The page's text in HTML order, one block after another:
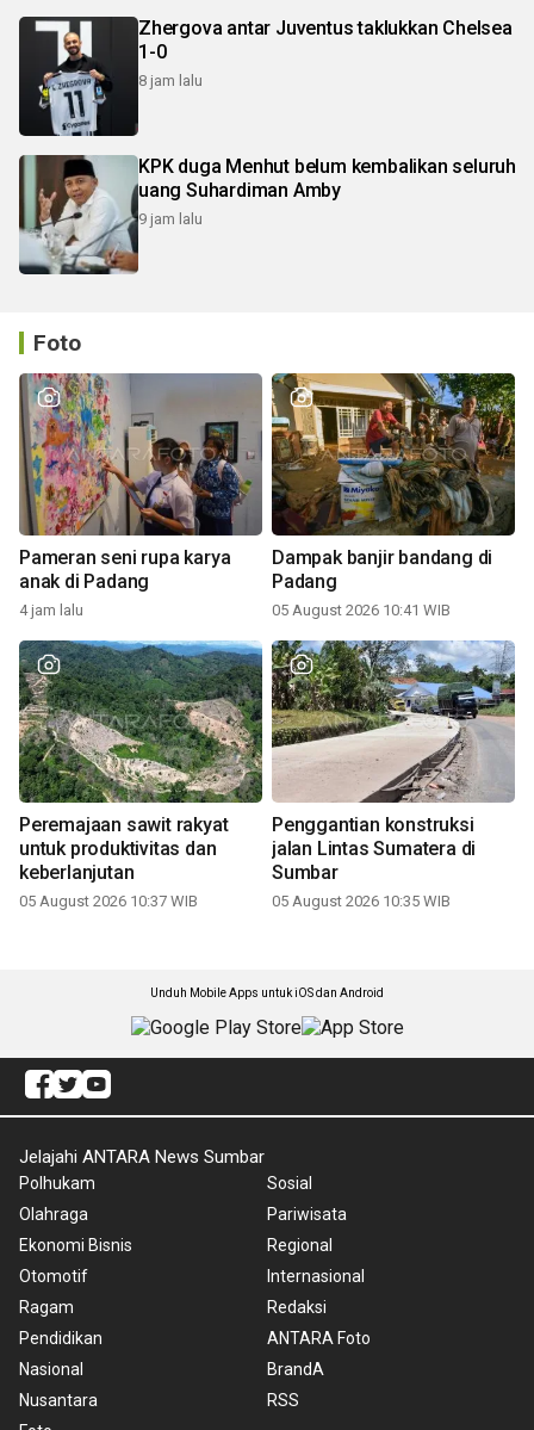
Zhergova antar Juventus taklukkan Chelsea
1-0
8 jam lalu
KPK duga Menhut belum kembalikan seluruh
uang Suhardiman Amby
9 jam lalu
Foto
Pameran seni rupa karya
anak di Padang
4 jam lalu
Dampak banjir bandang di
Padang
05 August 2026 10:41 WIB
Peremajaan sawit rakyat
untuk produktivitas dan
keberlanjutan
05 August 2026 10:37 WIB
Penggantian konstruksi
jalan Lintas Sumatera di
Sumbar
05 August 2026 10:35 WIB
Unduh Mobile Apps untuk iOS dan Android
Jelajahi ANTARA News Sumbar
Polhukam
Olahraga
Ekonomi Bisnis
Otomotif
Ragam
Pendidikan
Nasional
Nusantara
Sosial
Pariwisata
Regional
Internasional
Redaksi
ANTARA Foto
BrandA
RSS